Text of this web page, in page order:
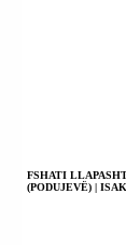
FSHATI
(PODUJEVË) |